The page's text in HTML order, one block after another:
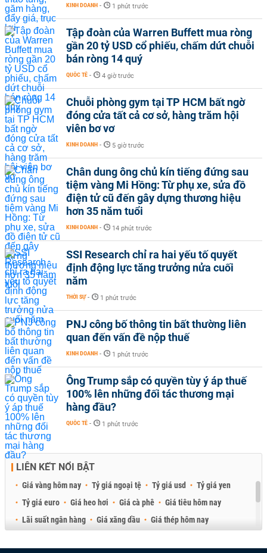
KINH DOANH - 1 phút trước
Tập đoàn của Warren Buffett mua ròng
gần 20 tỷ USD cổ phiếu, chấm dứt chuỗi
bán ròng 14 quý
QUỐC TẾ - 4 giờ trước
Chuỗi phòng gym tại TP HCM bất ngờ
đóng cửa tất cả cơ sở, hàng trăm hội
viên bơ vơ
KINH DOANH - 5 giờ trước
Chân dung ông chủ kín tiếng đứng sau
tiệm vàng Mi Hồng: Từ phụ xe, sửa đồ
điện tử cũ đến gây dựng thương hiệu
hơn 35 năm tuổi
KINH DOANH - 14 phút trước
SSI Research chỉ ra hai yếu tố quyết
định động lực tăng trưởng nửa cuối
năm
THỜI SỰ - 1 phút trước
PNJ công bố thông tin bất thường liên
quan đến vấn đề nộp thuế
KINH DOANH - 1 phút trước
Ông Trump sắp có quyền tùy ý áp thuế
100% lên những đối tác thương mại
hàng đầu?
QUỐC TẾ - 1 phút trước
LIÊN KẾT NỔI BẬT
Giá vàng hôm nay Tỷ giá ngoại tệ Tỷ giá usd
Tỷ giá yen
Tỷ giá euro
Giá heo hơi Giá cà phê
Giá tiêu hôm nay
Lãi suất ngân hàng
Giá xăng dầu
Giá thép hôm nay